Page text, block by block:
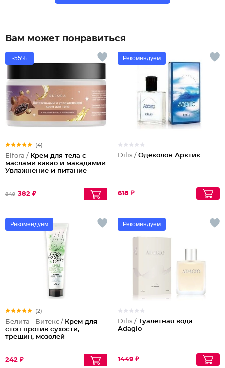
Вам может понравиться
-55%
(4)
Elfora / Крем для тела с
маслами какао и макадамии
Увлажнение и питание
849 382 ₽
Рекомендуем
Dilis / Одеколон Арктик
618 ₽
Рекомендуем
(2)
Белита - Витекс / Крем для
стоп против сухости,
трещин, мозолей
242 ₽
Рекомендуем
Dilis / Туалетная вода
Adagio
1449 ₽